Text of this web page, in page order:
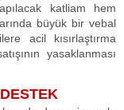
katliam hem
büyük bir vebal
acil kısırlaştırma
yasaklanması